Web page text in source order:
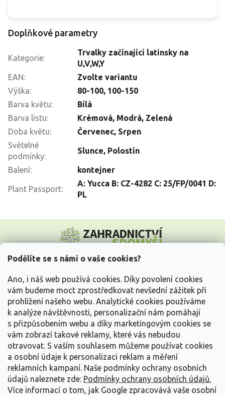
Podělíte se s námi o vaše cookies?
Ano, i náš web používá cookies. Díky povolení cookies
vám budeme moct zprostředkovat nevšední zážitek při
prohlížení našeho webu. Analytické cookies používáme
k analýze návštěvnosti, personalizační nám pomáhají
s přizpůsobením webu a díky marketingovým cookies se
vám zobrazí takové reklamy, které vás nebudou
otravovat. S vaším souhlasem můžeme používat cookies
a osobní údaje k personalizaci reklam a měření
reklamních kampaní. Naše podmínky ochrany osobních
údajů naleznete zde: Podmínky ochrany osobních údajů.
Více informací o tom, jak Google zpracovává vaše osobní
Doplňkové parametry
Kategorie:
Trvalky začínající latinsky na
U,V,W,Y
EAN:
Zvolte variantu
Výška: 80-100, 100-150
Barva květu:
Bílá
Barva listu:
Krémová, Modrá, Zelená
Doba květu: Červenec, Srpen
Světelné
podmínky:
Slunce, Polostín
Balení: kontejner
Plant Passport:
A: Yucca B: CZ-4282 C: 25/FP/0041 D:
PL
p
Vše o nákupu
Informace pro Vás
Kontakujte nás